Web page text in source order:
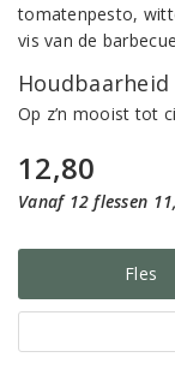
tomatenpesto,
vis van de
Houdbaarheid
Op z’n mooist tot
12,80
Vanaf 12 flessen
Fles